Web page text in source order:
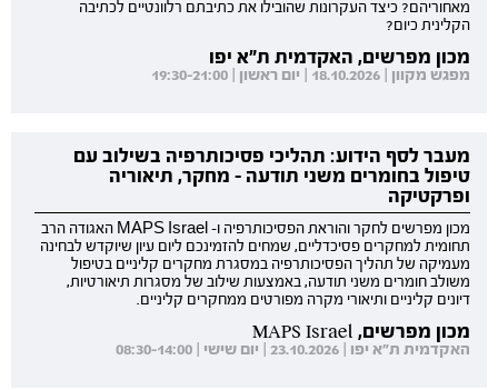
מאחוריהם? כיצד העקרונות שהובילו את כתיבתם רלוונטיים לכתיבה
הקלינית כיום?
מכון מפרשים, האקדמית ת"א יפו
מפגש מקוון | 18.10.2026 | יום ראשון | 19:30-21:00
מעבר לסף הידוע: תהליכי פסיכותרפיה בשילוב עם
טיפול בחומרים משני תודעה - מחקר, תיאוריה
ופרקטיקה
מכון מפרשים לחקר והוראת הפסיכותרפיה ו- MAPS Israel האגודה הרב
תחומית למחקרים פסיכדליים, שמחים להזמינכם ליום עיון שיוקדש לבחינה
מעמיקה של תהליך הפסיכותרפיה במסגרת מחקרים קליניים בטיפול
משולב חומרים משני תודעה, באמצעות שילוב של מסגרות תיאורטיות,
דיונים קליניים ותיאורי מקרה מפורטים ממחקרים קליניים.
מכון מפרשים, MAPS Israel
האקדמית ת"א יפו | 23.10.2026 | יום שישי | 08:30-14:00